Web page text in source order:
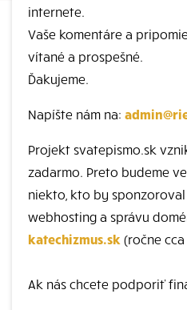
internete.
Vaše komentáre a
vítané a prospešné.
Ďakujeme.
Napíšte nám na:
Projekt svatepismo.sk
zadarmo. Preto budeme
niekto, kto by
webhosting a správu
katechizmus.sk (ročne cca
Ak nás chcete podporiť